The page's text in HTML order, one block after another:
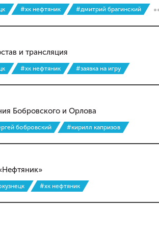
#хк нефтяник #дмитрий брагинский
и трансляция
#хк нефтяник #заявка на игру
Бобровского и Орлова
бобровский #кирилл капризов
#хк нефтяник